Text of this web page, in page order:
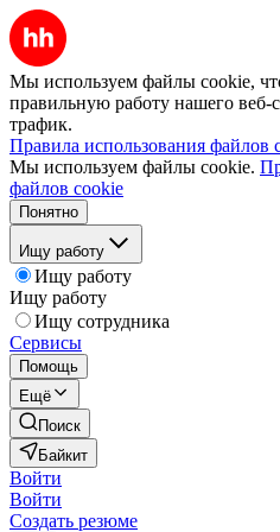
Мы используем файлы cookie,
правильную работу нашего веб-
трафик.
Правила использования файлов
Мы используем файлы cookie.
файлов cookie
Понятно
Ищу работу
Ищу работу
Ищу работу
Ищу сотрудника
Сервисы
Помощь
Ещё
Поиск
Байкит
Войти
Войти
Создать резюме